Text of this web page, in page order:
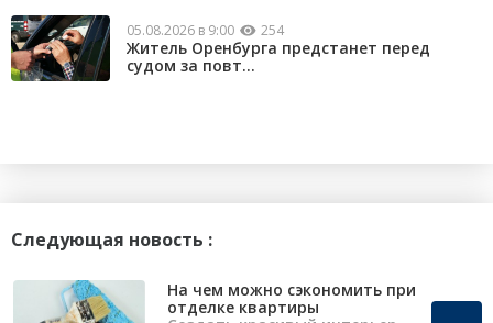
05.08.2026 в 9:00 254
Житель Оренбурга предстанет перед
судом за повт...
Следующая новость :
На чем можно сэкономить при
отделке квартиры